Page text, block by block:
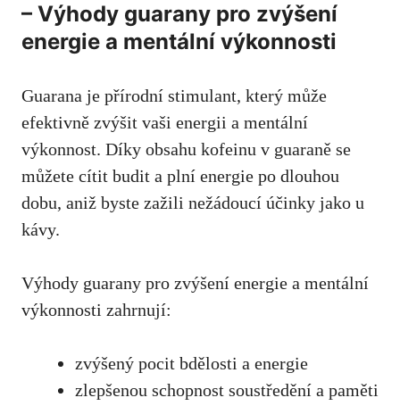
– Výhody guarany pro zvýšení
energie a mentální výkonnosti
Guarana je přírodní stimulant, který může
efektivně zvýšit vaši energii a mentální
výkonnost. Díky obsahu kofeinu v guaraně se
můžete cítit budit a plní energie po dlouhou
dobu, aniž byste zažili nežádoucí účinky jako u
kávy.
Výhody guarany pro zvýšení energie a mentální
výkonnosti zahrnují:
zvýšený pocit bdělosti a energie
zlepšenou schopnost soustředění a paměti